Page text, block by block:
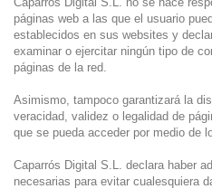
páginas web a las que el usuario
establecidos en sus websites y
examinar o ejercitar ningún tipo de
páginas de la red.
Asimismo, tampoco garantizará la
veracidad, validez o legalidad de
que se pueda acceder por medio de
Caparrós Digital S.L. declara haber
necesarias para evitar cualesquiera